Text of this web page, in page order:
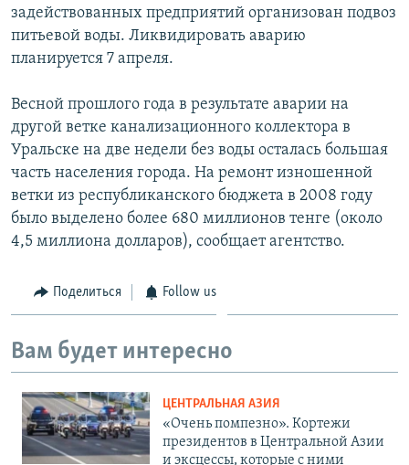
задействованных предприятий организован подвоз
питьевой воды. Ликвидировать аварию
планируется 7 апреля.
Весной прошлого года в результате аварии на
другой ветке канализационного коллектора в
Уральске на две недели без воды осталась большая
часть населения города. На ремонт изношенной
ветки из республиканского бюджета в 2008 году
было выделено более 680 миллионов тенге (около
4,5 миллиона долларов), сообщает агентство.
Поделиться Follow us
Вам будет интересно
ЦЕНТРАЛЬНАЯ АЗИЯ
«Очень помпезно». Кортежи
президентов в Центральной Азии
и эксцессы, которые с ними